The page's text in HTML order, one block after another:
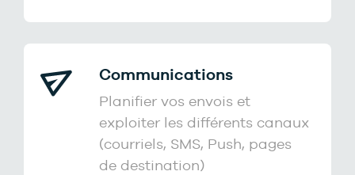
Communications
Planifier vos envois et
exploiter les différents canaux
(courriels, SMS, Push, pages
de destination)